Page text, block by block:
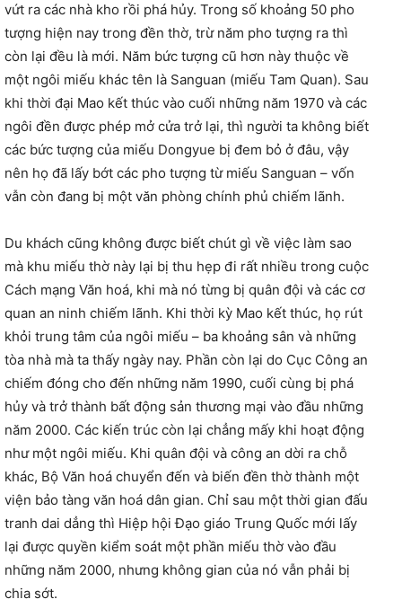
vứt ra các nhà kho rồi phá hủy. Trong số khoảng 50 pho
tượng hiện nay trong đền thờ, trừ năm pho tượng ra thì
còn lại đều là mới. Năm bức tượng cũ hơn này thuộc về
một ngôi miếu khác tên là Sanguan (miếu Tam Quan). Sau
khi thời đại Mao kết thúc vào cuối những năm 1970 và các
ngôi đền được phép mở cửa trở lại, thì người ta không biết
các bức tượng của miếu Dongyue bị đem bỏ ở đâu, vậy
nên họ đã lấy bớt các pho tượng từ miếu Sanguan – vốn
vẫn còn đang bị một văn phòng chính phủ chiếm lãnh.
Du khách cũng không được biết chút gì về việc làm sao
mà khu miếu thờ này lại bị thu hẹp đi rất nhiều trong cuộc
Cách mạng Văn hoá, khi mà nó từng bị quân đội và các cơ
quan an ninh chiếm lãnh. Khi thời kỳ Mao kết thúc, họ rút
khỏi trung tâm của ngôi miếu – ba khoảng sân và những
tòa nhà mà ta thấy ngày nay. Phần còn lại do Cục Công an
chiếm đóng cho đến những năm 1990, cuối cùng bị phá
hủy và trở thành bất động sản thương mại vào đầu những
năm 2000. Các kiến trúc còn lại chẳng mấy khi hoạt động
như một ngôi miếu. Khi quân đội và công an dời ra chỗ
khác, Bộ Văn hoá chuyển đến và biến đền thờ thành một
viện bảo tàng văn hoá dân gian. Chỉ sau một thời gian đấu
tranh dai dẳng thì Hiệp hội Đạo giáo Trung Quốc mới lấy
lại được quyền kiểm soát một phần miếu thờ vào đầu
những năm 2000, nhưng không gian của nó vẫn phải bị
chia sớt.